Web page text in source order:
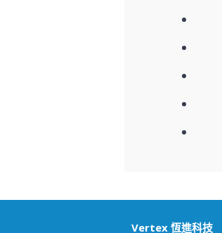
Vertex 恆進科技